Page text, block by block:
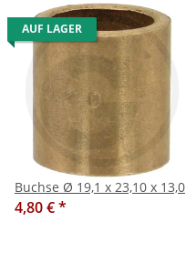
AUF LAGER
Buchse Ø 19,1 x 23,10 x 13,0
4,80 €*